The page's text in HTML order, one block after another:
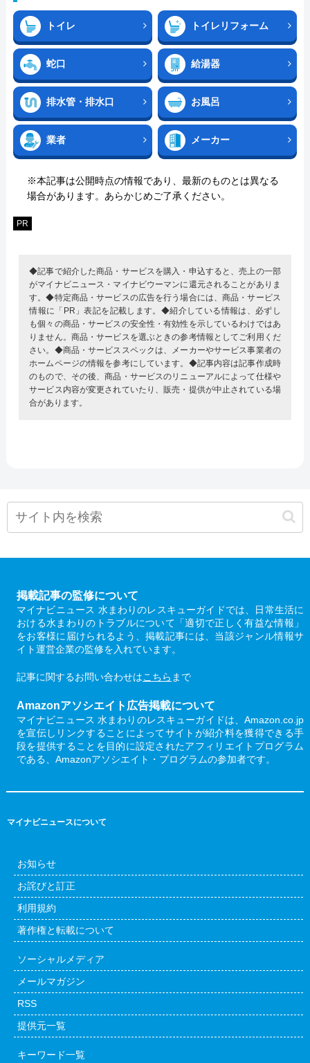
トイレ トイレリフォーム
蛇口 給湯器
排水管・排水口 お風呂
業者 メーカー
※本記事は公開時点の情報であり、最新のものとは異なる
場合があります。あらかじめご了承ください。
PR
◆記事で紹介した商品・サービスを購入・申込すると、売上の一部
がマイナビニュース・マイナビウーマンに還元されることがありま
す。◆特定商品・サービスの広告を行う場合には、商品・サービス
情報に「PR」表記を記載します。◆紹介している情報は、必ずし
も個々の商品・サービスの安全性・有効性を示しているわけではあ
りません。商品・サービスを選ぶときの参考情報としてご利用くだ
さい。◆商品・サービススペックは、メーカーやサービス事業者の
ホームページの情報を参考にしています。◆記事内容は記事作成時
のもので、その後、商品・サービスのリニューアルによって仕様や
サービス内容が変更されていたり、販売・提供が中止されている場
合があります。
掲載記事の監修について
マイナビニュース 水まわりのレスキューガイドでは、日常生活に
おける水まわりのトラブルについて「適切で正しく有益な情報」
をお客様に届けられるよう、掲載記事には、当該ジャンル情報サ
イト運営企業の監修を入れています。
記事に関するお問い合わせはこちら まで
Amazonアソシエイト広告掲載について
マイナビニュース 水まわりのレスキューガイドは、Amazon.co.jp
を宣伝しリンクすることによってサイトが紹介料を獲得できる手
段を提供することを目的に設定されたアフィリエイトプログラム
である、Amazonアソシエイト・プログラムの参加者です。
マイナビニュースについて
お知らせ
お詫びと訂正
利用規約
著作権と転載について
ソーシャルメディア
メールマガジン
RSS
提供元一覧
キーワード一覧